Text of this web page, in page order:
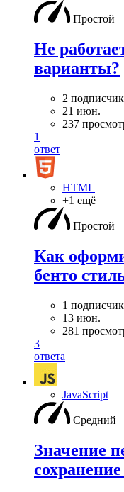
Простой
Не
варианты?
2
21 июн.
237
1
ответ
HTML
+1 ещё
Простой
Как
бенто
1 подписчик
13 июн.
281
3
ответа
JavaScript
Средний
Значение